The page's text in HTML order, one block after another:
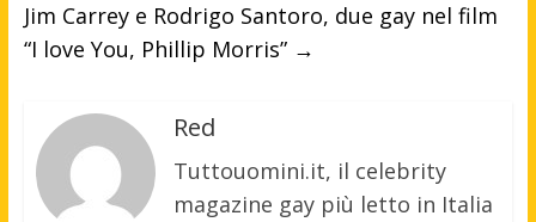
Jim Carrey e Rodrigo Santoro, due gay nel film
“I love You, Phillip Morris” →
Red
Tuttouomini.it, il celebrity
magazine gay più letto in Italia